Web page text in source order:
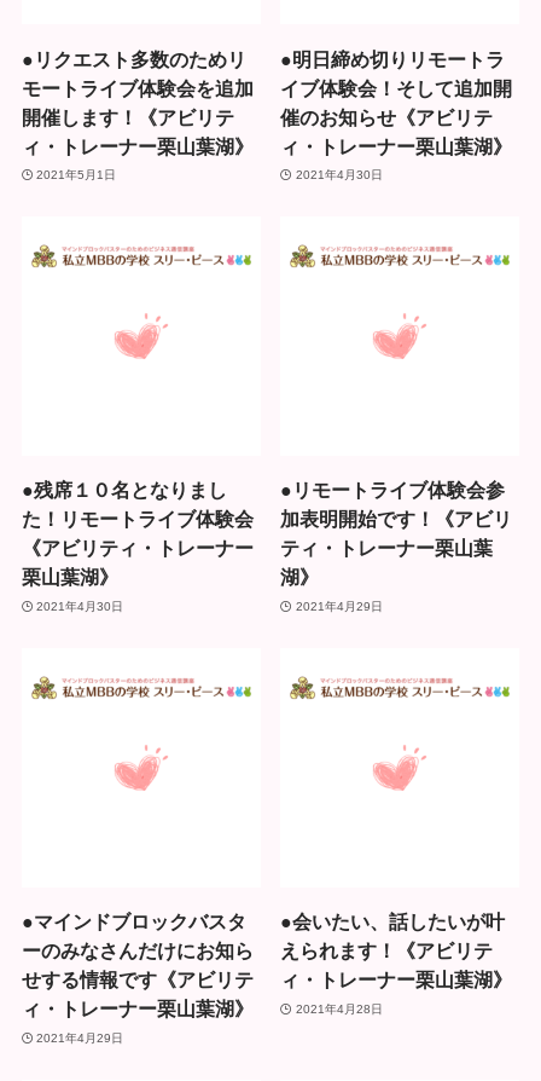
●リクエスト多数のためリ
モートライブ体験会を追加
開催します！《アビリテ
ィ・トレーナー栗山葉湖》
2021年5月1日
●明日締め切りリモートラ
イブ体験会！そして追加開
催のお知らせ《アビリテ
ィ・トレーナー栗山葉湖》
2021年4月30日
●残席１０名となりまし
た！リモートライブ体験会
《アビリティ・トレーナー
栗山葉湖》
2021年4月30日
●リモートライブ体験会参
加表明開始です！《アビリ
ティ・トレーナー栗山葉
湖》
2021年4月29日
●マインドブロックバスタ
ーのみなさんだけにお知ら
せする情報です《アビリテ
ィ・トレーナー栗山葉湖》
2021年4月29日
●会いたい、話したいが叶
えられます！《アビリテ
ィ・トレーナー栗山葉湖》
2021年4月28日